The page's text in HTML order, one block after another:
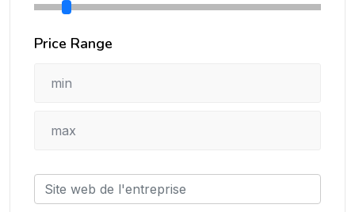
Price Range